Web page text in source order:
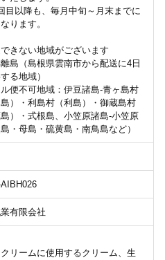
目以降も、毎月中旬～月末までに
ります。
きない地域がございます
離島（島根県雲南市から配送に4日
る地域）
ル便不可地域：伊豆諸島-青ヶ島村
島）・利島村（利島）・御蔵島村
島）・式根島、小笠原諸島-小笠原
・母島・硫黄島・南鳥島など）
有限会社
リームに使用するクリーム、生